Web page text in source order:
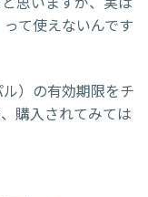
思いますが、実は
て使えないんです
）の有効期限をチ
購入されてみては